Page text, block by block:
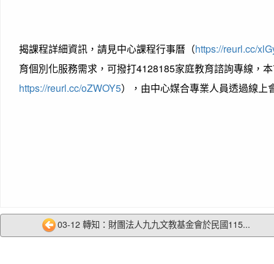
揭課程詳細資訊，請見中心課程行事曆（https://reurl.cc/
育個別化服務需求，可撥打4128185家庭教育諮詢專線，
https://reurl.cc/oZWOY5），由中心媒合專業人員透過線上
03-12 轉知：財團法人九九文教基金會於民國115...